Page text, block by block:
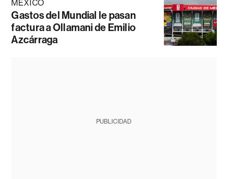
MÉXICO
Gastos del Mundial le pasan
factura a Ollamani de Emilio
Azcárraga
PUBLICIDAD